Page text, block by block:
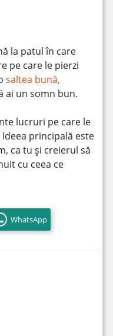
la patul în care
pe care le pierzi
saltea bună,
ai un somn bun.
lucruri pe care le
principală este
ca tu și creierul să
cu ceea ce
WhatsApp